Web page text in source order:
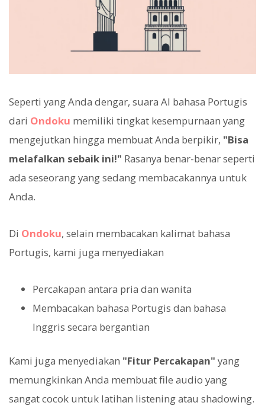
Seperti yang Anda dengar, suara AI bahasa Portugis
dari Ondoku memiliki tingkat kesempurnaan yang
mengejutkan hingga membuat Anda berpikir, "Bisa
melafalkan sebaik ini!" Rasanya benar-benar seperti
ada seseorang yang sedang membacakannya untuk
Anda.
Di Ondoku, selain membacakan kalimat bahasa
Portugis, kami juga menyediakan
Percakapan antara pria dan wanita
Membacakan bahasa Portugis dan bahasa
Inggris secara bergantian
Kami juga menyediakan "Fitur Percakapan" yang
memungkinkan Anda membuat file audio yang
sangat cocok untuk latihan listening atau shadowing.